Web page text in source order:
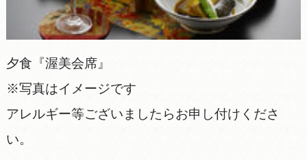
夕食『渥美会席』
※写真はイメージです
アレルギー等ございましたらお申し付けくださ
い。